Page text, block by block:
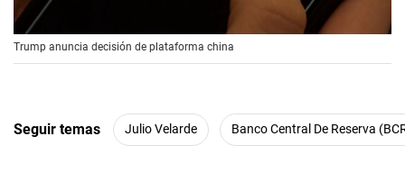
Trump anuncia decisión de plataforma china
Seguir temas Julio Velarde Banco Central De Reserva